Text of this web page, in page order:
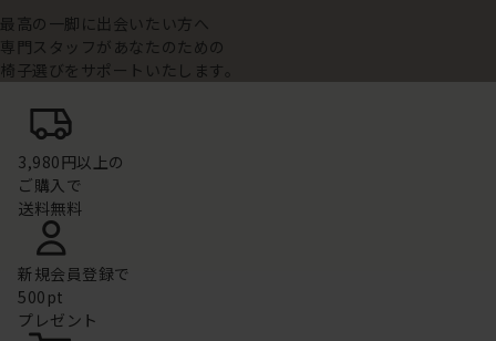
最高の一脚に出会いたい方へ
専門スタッフがあなたのための
椅子選びをサポートいたします。
3,980円以上の
ご購入で
送料無料
新規会員登録で
500pt
プレゼント